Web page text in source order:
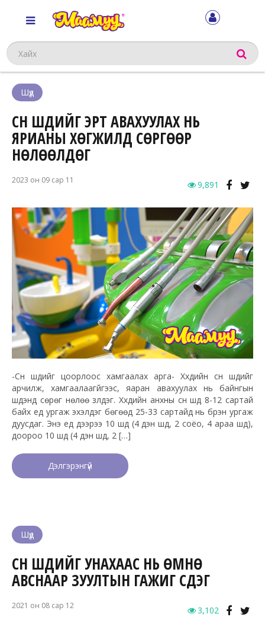
Хайх
Шүд
СҮҮН ШҮДИЙГ ЭРТ АВАХУУЛАХ НЬ
ЯРИАНЫ ХӨГЖИЛД СӨРГӨӨР
НӨЛӨӨЛДӨГ
2023 он 09 сар 11 9,891
-Сүүн шүдийг цоорлоос хамгаалах арга- Хүүхдийн сүүн шүдийг
арчилж, хамгаалаагүйгээс, яаран авахуулах нь байнгын
шүдэнд сөрөг нөлөө үзүүлдэг. Хүүхдийн анхны сүүн шүд 8-12 сартай
байх үед ургаж эхэлдэг бөгөөд 25-33 сартайд нь бүрэн ургаж
дуусдаг. Энэ үед дээрээ 10 шүд (4 үүдэн шүд, 2 соёо, 4 араа шүд),
доороо 10 шүд (4 үүдэн шүд, 2 […]
Дэлгэрэнгүй
Шүд
СҮҮН ШҮДИЙГ УНАХААС НЬ ӨМНӨ
АВСНААР ЗУУЛТЫН ГАЖИГ ҮҮСДЭГ
2021 он 08 сар 12 3,102